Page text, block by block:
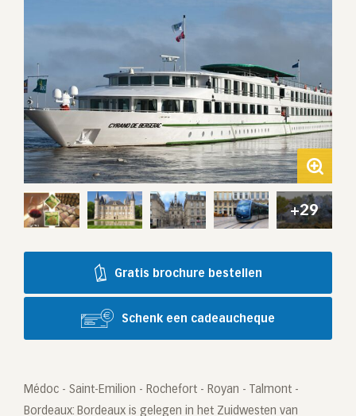
+29
Gratis brochure bestellen
Schenk een cadeaucheque
Médoc - Saint-Emilion - Rochefort - Royan - Talmont -
Bordeaux: Bordeaux is gelegen in het Zuidwesten van